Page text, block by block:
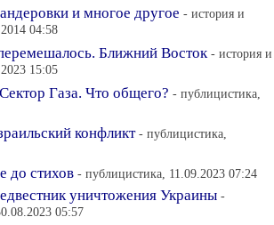
и многое другое - история и
04:58
Ближний Восток - история и
15:05
Газа. Что общего? - публицистика,
конфликт - публицистика,
до стихов - публицистика, 11.09.2023 07:24
уничтожения Украины -
05:57